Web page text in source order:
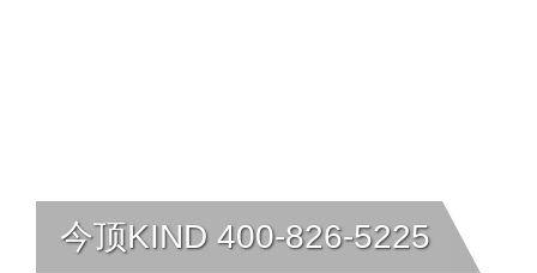
今顶KIND 400-826-5225